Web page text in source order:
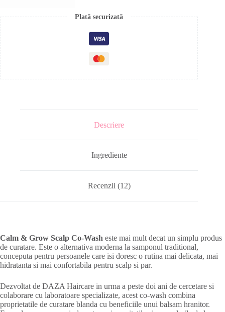
Plată securizată
Descriere
Ingrediente
Recenzii (12)
Calm & Grow Scalp Co-Wash este mai mult decat un simplu produs
de curatare. Este o alternativa moderna la samponul traditional,
conceputa pentru persoanele care isi doresc o rutina mai delicata, mai
hidratanta si mai confortabila pentru scalp si par.
Dezvoltat de DAZA Haircare in urma a peste doi ani de cercetare si
colaborare cu laboratoare specializate, acest co-wash combina
proprietatile de curatare blanda cu beneficiile unui balsam hranitor.